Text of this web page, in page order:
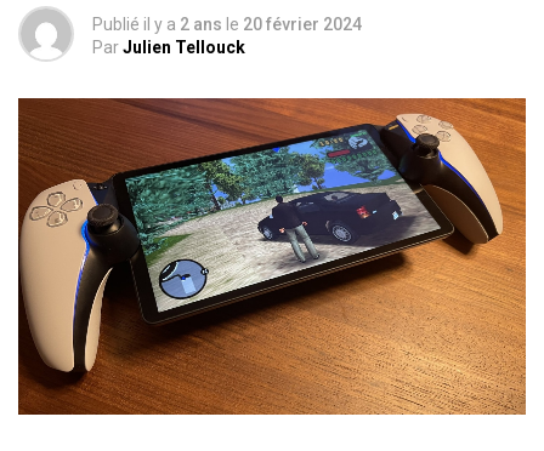
Publié il y a 2 ans le 20 février 2024
ParJulien Tellouck